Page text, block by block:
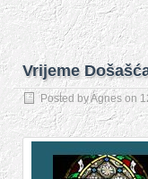
Vrijeme
Posted byAgneson